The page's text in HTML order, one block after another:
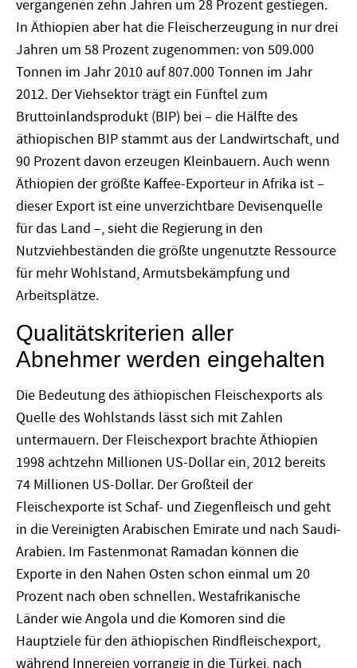
vergangenen zehn Jahren um 28 Prozent gestiegen.
In Äthiopien aber hat die Fleischerzeugung in nur drei
Jahren um 58 Prozent zugenommen: von 509.000
Tonnen im Jahr 2010 auf 807.000 Tonnen im Jahr
2012. Der Viehsektor trägt ein Fünftel zum
Bruttoinlandsprodukt (BIP) bei – die Hälfte des
äthiopischen BIP stammt aus der Landwirtschaft, und
90 Prozent davon erzeugen Kleinbauern. Auch wenn
Äthiopien der größte Kaffee-Exporteur in Afrika ist –
dieser Export ist eine unverzichtbare Devisenquelle
für das Land –, sieht die Regierung in den
Nutzviehbeständen die größte ungenutzte Ressource
für mehr Wohlstand, Armutsbekämpfung und
Arbeitsplätze.
Qualitätskriterien aller
Abnehmer werden eingehalten
Die Bedeutung des äthiopischen Fleischexports als
Quelle des Wohlstands lässt sich mit Zahlen
untermauern. Der Fleischexport brachte Äthiopien
1998 achtzehn Millionen US-Dollar ein, 2012 bereits
74 Millionen US-Dollar. Der Großteil der
Fleischexporte ist Schaf- und Ziegenfleisch und geht
in die Vereinigten Arabischen Emirate und nach Saudi-
Arabien. Im Fastenmonat Ramadan können die
Exporte in den Nahen Osten schon einmal um 20
Prozent nach oben schnellen. Westafrikanische
Länder wie Angola und die Komoren sind die
Hauptziele für den äthiopischen Rindfleischexport,
während Innereien vorrangig in die Türkei, nach